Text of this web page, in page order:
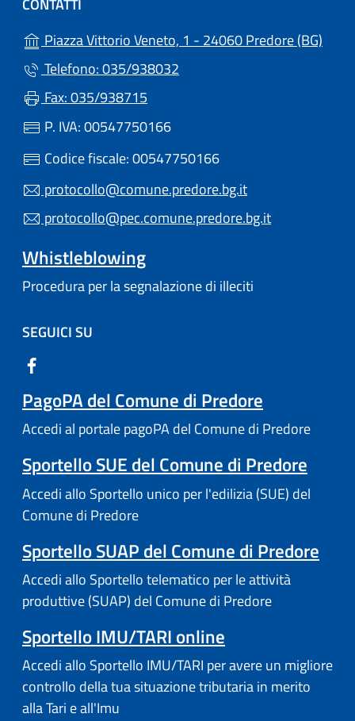
Piazza Vittorio Veneto, 1 - 24060 Predore (BG)
Telefono: 035/938032
Fax: 035/938715
P. IVA: 00547750166
Codice fiscale: 00547750166
protocollo@comune.predore.bg.it
protocollo@pec.comune.predore.bg.it
Whistleblowing
Procedura per la segnalazione di illeciti
SEGUICI SU
PagoPA del Comune di Predore
Accedi al portale pagoPA del Comune di Predore
Sportello SUE del Comune di Predore
Accedi allo Sportello unico per l'edilizia (SUE) del
Comune di Predore
Sportello SUAP del Comune di Predore
Accedi allo Sportello telematico per le attività
produttive (SUAP) del Comune di Predore
Sportello IMU/TARI online
Accedi allo Sportello IMU/TARI per avere un migliore
controllo della tua situazione tributaria in merito
alla Tari e all'Imu